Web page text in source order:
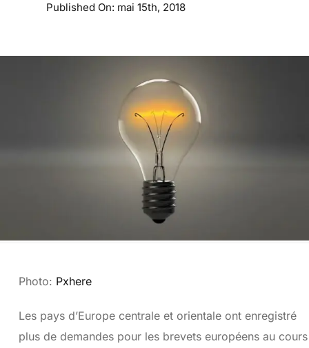
Published On: mai 15th, 2018
Photo: Pxhere
Les pays d’Europe centrale et orientale ont enregistré
plus de demandes pour les brevets européens au cours